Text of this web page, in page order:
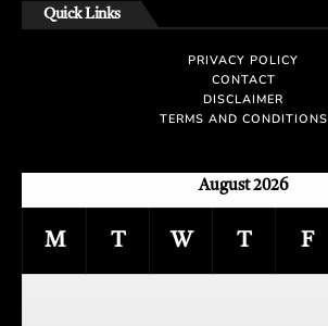
Quick Links
PRIVACY POLICY
CONTACT
DISCLAIMER
TERMS AND CONDITIONS
August 2026
M T W T F